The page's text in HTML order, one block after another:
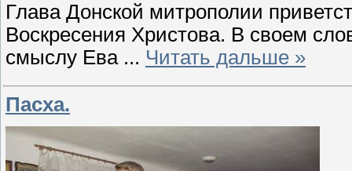
Глава Донской митрополии
Воскресения Христова. В своем
смыслу Ева ... Читать дальше »
Пасха.